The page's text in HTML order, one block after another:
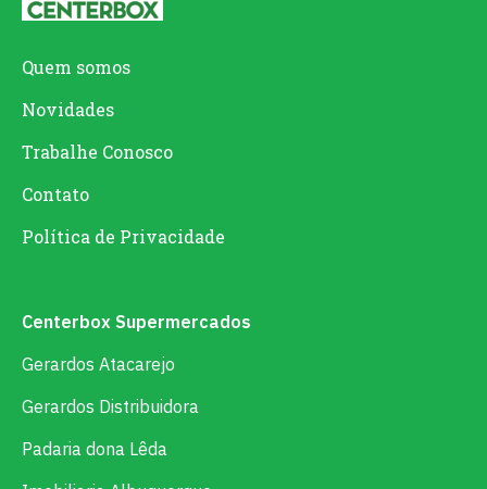
Quem somos
Novidades
Trabalhe Conosco
Contato
Política de Privacidade
Centerbox Supermercados
Gerardos Atacarejo
Gerardos Distribuidora
Padaria dona Lêda